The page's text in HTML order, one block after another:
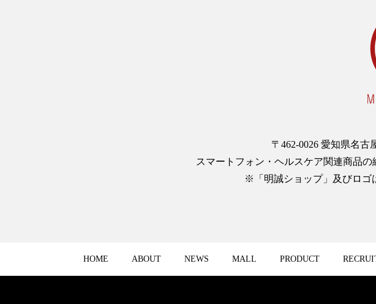
〒462-0026 愛知県名
スマートフォン・ヘルスケア関連商品
※「明誠ショップ」及びロゴ
HOME ABOUT NEWS MALL PRODUCT